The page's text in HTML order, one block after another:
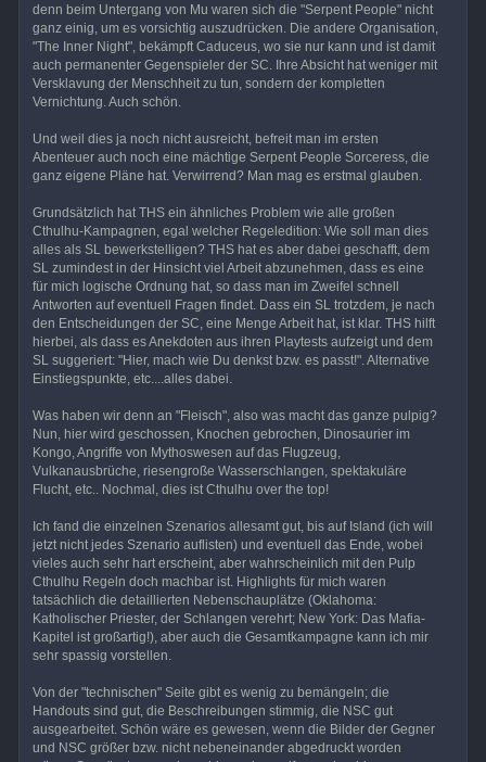
denn beim Untergang von Mu waren sich die "Serpent People" nicht
ganz einig, um es vorsichtig auszudrücken. Die andere Organisation,
"The Inner Night", bekämpft Caduceus, wo sie nur kann und ist damit
auch permanenter Gegenspieler der SC. Ihre Absicht hat weniger mit
Versklavung der Menschheit zu tun, sondern der kompletten
Vernichtung. Auch schön.
Und weil dies ja noch nicht ausreicht, befreit man im ersten
Abenteuer auch noch eine mächtige Serpent People Sorceress, die
ganz eigene Pläne hat. Verwirrend? Man mag es erstmal glauben.
Grundsätzlich hat THS ein ähnliches Problem wie alle großen
Cthulhu-Kampagnen, egal welcher Regeledition: Wie soll man dies
alles als SL bewerkstelligen? THS hat es aber dabei geschafft, dem
SL zumindest in der Hinsicht viel Arbeit abzunehmen, dass es eine
für mich logische Ordnung hat, so dass man im Zweifel schnell
Antworten auf eventuell Fragen findet. Dass ein SL trotzdem, je nach
den Entscheidungen der SC, eine Menge Arbeit hat, ist klar. THS hilft
hierbei, als dass es Anekdoten aus ihren Playtests aufzeigt und dem
SL suggeriert: "Hier, mach wie Du denkst bzw. es passt!". Alternative
Einstiegspunkte, etc....alles dabei.
Was haben wir denn an "Fleisch", also was macht das ganze pulpig?
Nun, hier wird geschossen, Knochen gebrochen, Dinosaurier im
Kongo, Angriffe von Mythoswesen auf das Flugzeug,
Vulkanausbrüche, riesengroße Wasserschlangen, spektakuläre
Flucht, etc.. Nochmal, dies ist Cthulhu over the top!
Ich fand die einzelnen Szenarios allesamt gut, bis auf Island (ich will
jetzt nicht jedes Szenario auflisten) und eventuell das Ende, wobei
vieles auch sehr hart erscheint, aber wahrscheinlich mit den Pulp
Cthulhu Regeln doch machbar ist. Highlights für mich waren
tatsächlich die detaillierten Nebenschauplätze (Oklahoma:
Katholischer Priester, der Schlangen verehrt; New York: Das Mafia-
Kapitel ist großartig!), aber auch die Gesamtkampagne kann ich mir
sehr spassig vorstellen.
Von der "technischen" Seite gibt es wenig zu bemängeln; die
Handouts sind gut, die Beschreibungen stimmig, die NSC gut
ausgearbeitet. Schön wäre es gewesen, wenn die Bilder der Gegner
und NSC größer bzw. nicht nebeneinander abgedruckt worden